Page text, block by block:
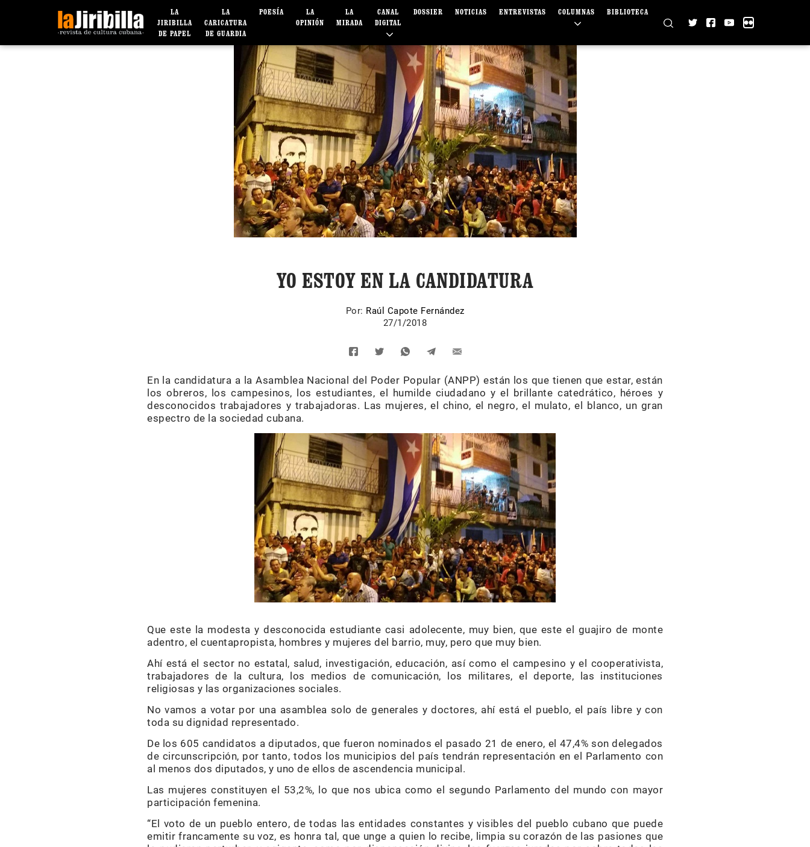
LA
JIRIBILLA
DE PAPEL
LA
CARICATURA
DE GUARDIA
POESÍA
LA
OPINIÓN
LA
MIRADA
CANAL
DIGITAL
DOSSIER NOTICIAS ENTREVISTAS COLUMNAS BIBLIOTECA
YO ESTOY EN LA CANDIDATURA
Por: Raúl Capote Fernández
27/1/2018
En la candidatura a la Asamblea Nacional del Poder Popular (ANPP) están los que tienen que estar, están
los obreros, los campesinos, los estudiantes, el humilde ciudadano y el brillante catedrático, héroes y
desconocidos trabajadores y trabajadoras. Las mujeres, el chino, el negro, el mulato, el blanco, un gran
espectro de la sociedad cubana.
Que este la modesta y desconocida estudiante casi adolecente, muy bien, que este el guajiro de monte
adentro, el cuentapropista, hombres y mujeres del barrio, muy, pero que muy bien.
Ahí está el sector no estatal, salud, investigación, educación, así como el campesino y el cooperativista,
trabajadores de la cultura, los medios de comunicación, los militares, el deporte, las instituciones
religiosas y las organizaciones sociales.
No vamos a votar por una asamblea solo de generales y doctores, ahí está el pueblo, el país libre y con
toda su dignidad representado.
De los 605 candidatos a diputados, que fueron nominados el pasado 21 de enero, el 47,4% son delegados
de circunscripción, por tanto, todos los municipios del país tendrán representación en el Parlamento con
al menos dos diputados, y uno de ellos de ascendencia municipal.
Las mujeres constituyen el 53,2%, lo que nos ubica como el segundo Parlamento del mundo con mayor
participación femenina.
“El voto de un pueblo entero, de todas las entidades constantes y visibles del pueblo cubano que puede
emitir francamente su voz, es honra tal, que unge a quien lo recibe, limpia su corazón de las pasiones que